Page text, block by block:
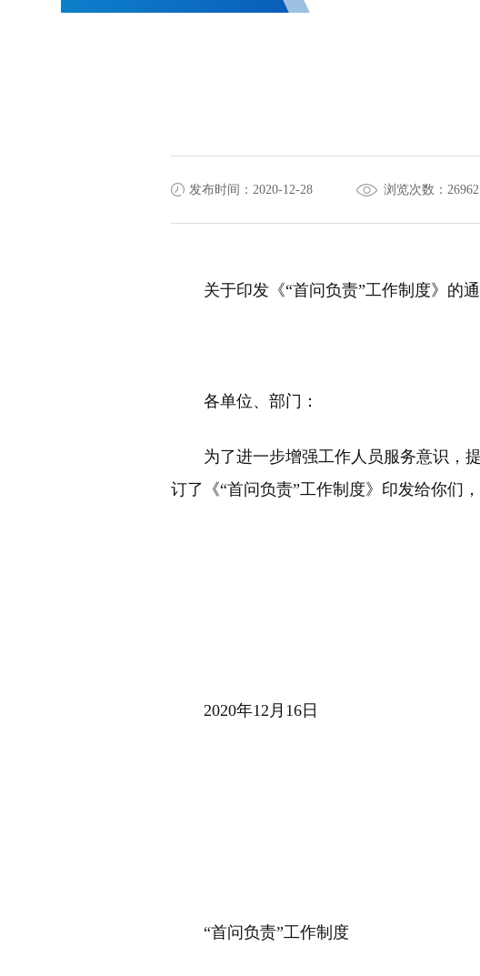
发布时间：2020-12-28 浏览次数：26962
关于印发《“首问负责”工作制度》的
各单位、部门：
为了进一步增强工作人员服务意识，
订了《“首问负责”工作制度》印发给你们，
2020年12月16日
“首问负责”工作制度